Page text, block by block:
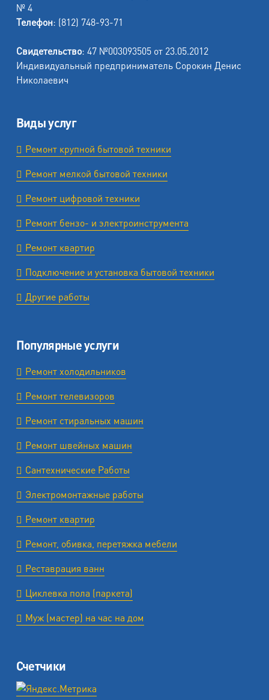
№ 4
Телефон: (812) 748-93-71
Свидетельство: 47 №003093505 от 23.05.2012
Индивидуальный предприниматель Сорокин Денис
Николаевич
Виды услуг
Ремонт крупной бытовой техники
Ремонт мелкой бытовой техники
Ремонт цифровой техники
Ремонт бензо- и электроинструмента
Ремонт квартир
Подключение и установка бытовой техники
Другие работы
Популярные услуги
Ремонт холодильников
Ремонт телевизоров
Ремонт стиральных машин
Ремонт швейных машин
Сантехнические Работы
Электромонтажные работы
Ремонт квартир
Ремонт, обивка, перетяжка мебели
Реставрация ванн
Циклевка пола (паркета)
Муж (мастер) на час на дом
Счетчики